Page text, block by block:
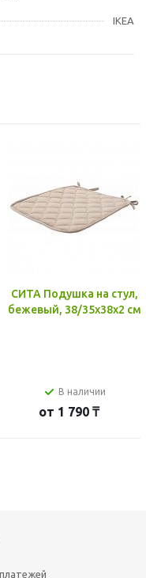
IKEA
СИТА Подушка на стул,
бежевый, 38/35x38x2 см
В наличии
от 1 790 ₸